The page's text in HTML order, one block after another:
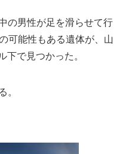
の男性が足を滑らせて行
可能性もある遺体が、山
で見つかった。